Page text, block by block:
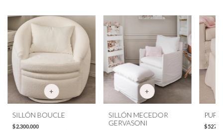
SILLÓN BOUCLE
$2.300.000
SILLÓN MECEDOR
GERVASONI